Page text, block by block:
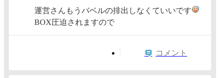
運営さんもうバベルの排出しなくていいです
BOX圧迫されますので
コメント